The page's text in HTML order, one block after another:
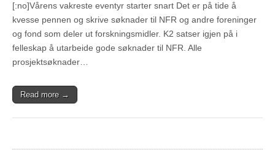
[:no]Vårens vakreste eventyr starter snart Det er på tide å
kvesse pennen og skrive søknader til NFR og andre foreninger
og fond som deler ut forskningsmidler. K2 satser igjen på i
felleskap å utarbeide gode søknader til NFR. Alle
prosjektsøknader…
Read more →